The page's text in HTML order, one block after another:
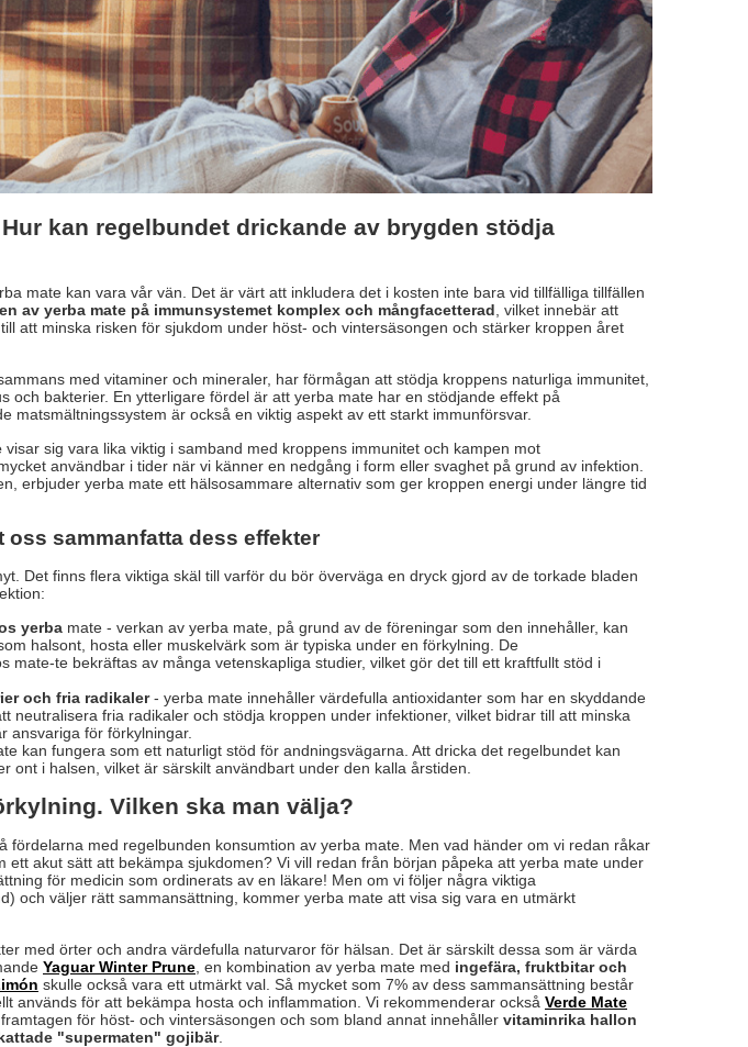
kan regelbundet drickande av brygden stödja
mate kan vara vår vän. Det är värt att inkludera det i kosten inte bara vid tillfälliga tillfällen
av yerba mate på immunsystemet komplex och mångfacetterad , vilket innebär att
att minska risken för sjukdom under höst- och vintersäsongen och stärker kroppen året
med vitaminer och mineraler, har förmågan att stödja kroppens naturliga immunitet,
och bakterier. En ytterligare fördel är att yerba mate har en stödjande effekt på
matsmältningssystem är också en viktig aspekt av ett starkt immunförsvar.
visar sig vara lika viktig i samband med kroppens immunitet och kampen mot
användbar i tider när vi känner en nedgång i form eller svaghet på grund av infektion.
erbjuder yerba mate ett hälsosammare alternativ som ger kroppen energi under längre tid
sammanfatta dess effekter
Det finns flera viktiga skäl till varför du bör överväga en dryck gjord av de torkade bladen
yerba mate - verkan av yerba mate, på grund av de föreningar som den innehåller, kan
halsont, hosta eller muskelvärk som är typiska under en förkylning. De
mate-te bekräftas av många vetenskapliga studier, vilket gör det till ett kraftfullt stöd i
och fria radikaler- yerba mate innehåller värdefulla antioxidanter som har en skyddande
neutralisera fria radikaler och stödja kroppen under infektioner, vilket bidrar till att minska
ansvariga för förkylningar.
kan fungera som ett naturligt stöd för andningsvägarna. Att dricka det regelbundet kan
ont i halsen, vilket är särskilt användbart under den kalla årstiden.
Vilken ska man välja?
fördelarna med regelbunden konsumtion av yerba mate. Men vad händer om vi redan råkar
ett akut sätt att bekämpa sjukdomen? Vi vill redan från början påpeka att yerba mate under
för medicin som ordinerats av en läkare! Men om vi följer några viktiga
och väljer rätt sammansättning, kommer yerba mate att visa sig vara en utmärkt
med örter och andra värdefulla naturvaror för hälsan. Det är särskilt dessa som är värda
Yaguar Winter Prune , en kombination av yerba mate med ingefära, fruktbitar och
skulle också vara ett utmärkt val. Så mycket som 7% av dess sammansättning består
används för att bekämpa hosta och inflammation. Vi rekommenderar också Verde Mate
framtagen för höst- och vintersäsongen och som bland annat innehåller vitaminrika hallon
"supermaten" gojibär.